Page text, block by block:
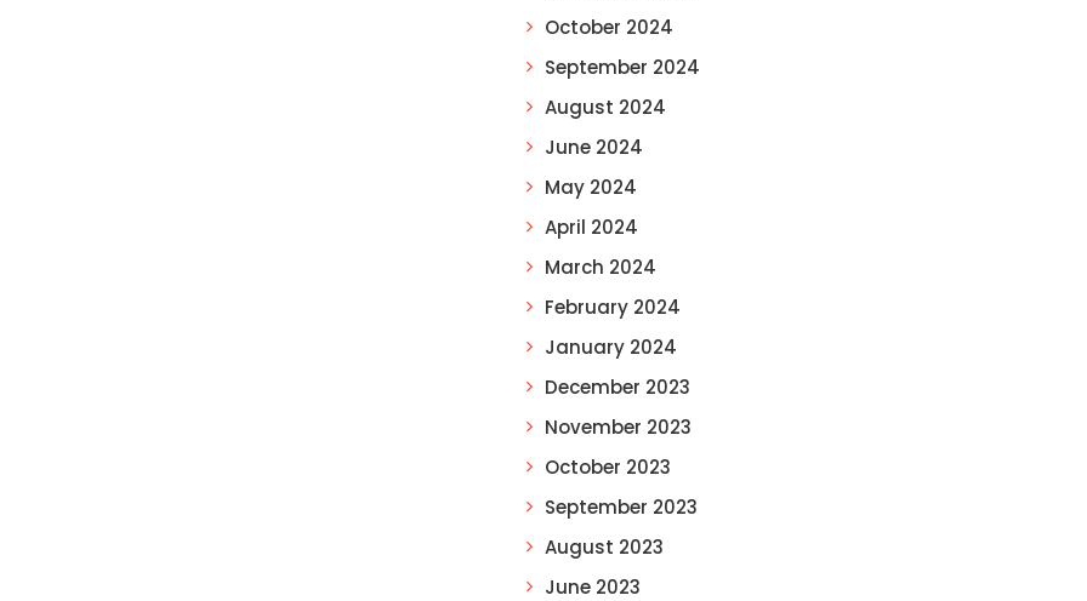
October 2024
September 2024
August 2024
June 2024
May 2024
April 2024
March 2024
February 2024
January 2024
December 2023
November 2023
October 2023
September 2023
August 2023
June 2023